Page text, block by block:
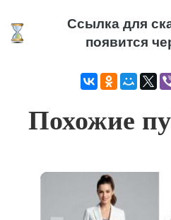
Ссылка для
появится
Похожие